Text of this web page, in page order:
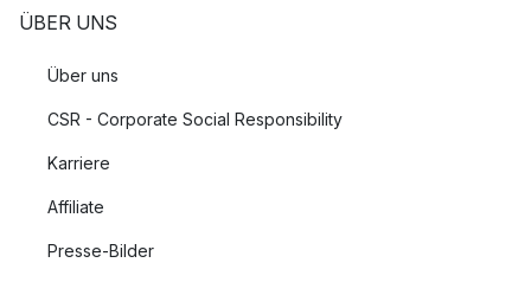
ÜBER UNS
Über uns
CSR - Corporate Social Responsibility
Karriere
Affiliate
Presse-Bilder